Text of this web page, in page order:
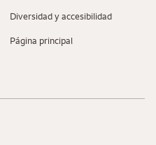
Diversidad y accesibilidad
Página principal